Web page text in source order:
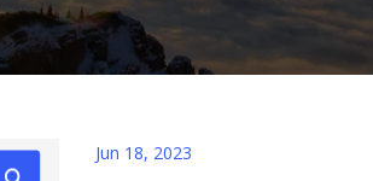
Jun 18, 2023